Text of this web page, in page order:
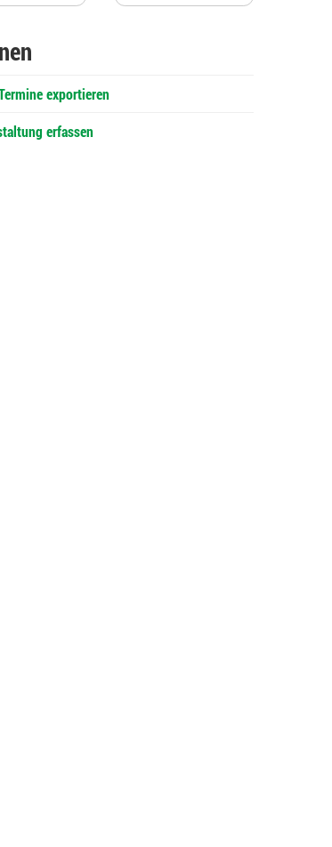
exportieren
erfassen